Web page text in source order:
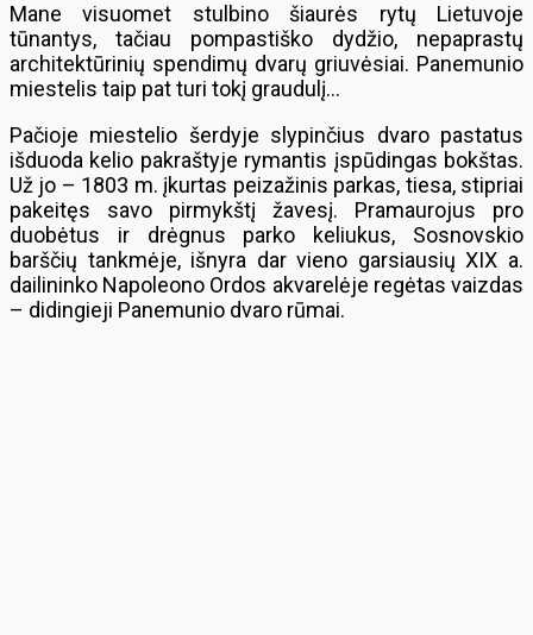
Mane visuomet stulbino šiaurės rytų Lietuvoje
tūnantys, tačiau pompastiško dydžio, nepaprastų
architektūrinių spendimų dvarų griuvėsiai. Panemunio
miestelis taip pat turi tokį graudulį…
Pačioje miestelio šerdyje slypinčius dvaro pastatus
išduoda kelio pakraštyje rymantis įspūdingas bokštas.
Už jo – 1803 m. įkurtas peizažinis parkas, tiesa, stipriai
pakeitęs savo pirmykštį žavesį. Pramaurojus pro
duobėtus ir drėgnus parko keliukus, Sosnovskio
barščių tankmėje, išnyra dar vieno garsiausių XIX a.
dailininko Napoleono Ordos akvarelėje regėtas vaizdas
– didingieji Panemunio dvaro rūmai.